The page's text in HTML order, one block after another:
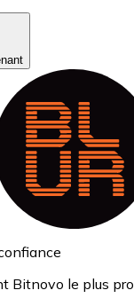
Bitnovo le plus